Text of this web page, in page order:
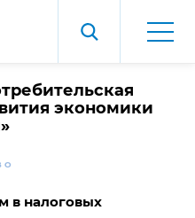
экономики
в налоговых